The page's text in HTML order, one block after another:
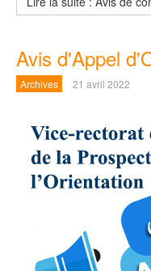
Avis d'Appel
Archives 21 avril 2022